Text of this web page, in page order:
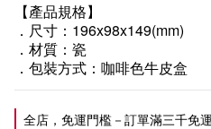
【產品規格】
．尺寸：196x98x149(mm)
．材質：瓷
．包裝方式：咖啡色牛皮盒
全店，免運門檻－訂單滿三千免運